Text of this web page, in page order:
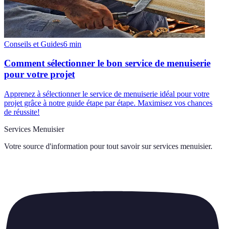
Conseils et Guides6 min
Comment sélectionner le bon service de menuiserie
pour votre projet
Apprenez à sélectionner le service de menuiserie idéal pour votre
projet grâce à notre guide étape par étape. Maximisez vos chances
de réussite!
Services Menuisier
Votre source d'information pour tout savoir sur services menuisier.